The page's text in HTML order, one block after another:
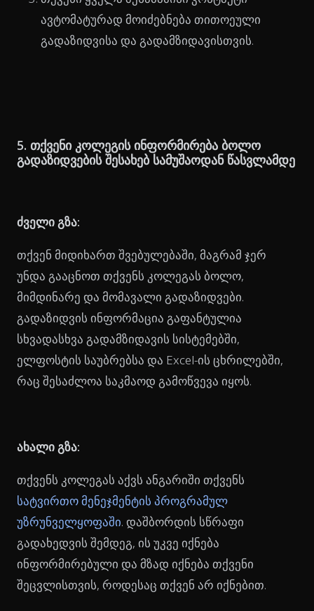
ავტომატურად მოიძებნება თითოეული
გადაზიდვისა და გადამზიდავისთვის.
5. თქვენი კოლეგის ინფორმირება ბოლო
გადაზიდვების შესახებ სამუშაოდან წასვლამდე
ძველი გზა:
თქვენ მიდიხართ შვებულებაში, მაგრამ ჯერ
უნდა გააცნოთ თქვენს კოლეგას ბოლო,
მიმდინარე და მომავალი გადაზიდვები.
გადაზიდვის ინფორმაცია გაფანტულია
სხვადასხვა გადამზიდავის სისტემებში,
ელფოსტის საუბრებსა და Excel-ის ცხრილებში,
რაც შესაძლოა საკმაოდ გამოწვევა იყოს.
ახალი გზა:
თქვენს კოლეგას აქვს ანგარიში თქვენს
სატვირთო მენეჯმენტის პროგრამულ
უზრუნველყოფაში. დაშბორდის სწრაფი
გადახედვის შემდეგ, ის უკვე იქნება
ინფორმირებული და მზად იქნება თქვენი
შეცვლისთვის, როდესაც თქვენ არ იქნებით.